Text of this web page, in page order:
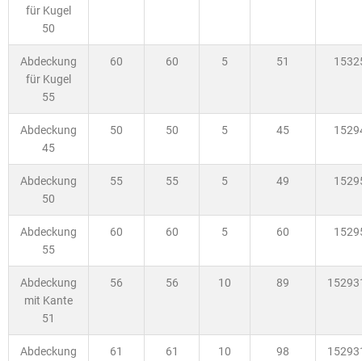
für Kugel
50
Abdeckung
für Kugel
55
60 60 5 51
Abdeckung
45
50 50 5 45
Abdeckung
50
55 55 5 49
Abdeckung
55
60 60 5 60
Abdeckung
mit Kante
51
56 56 10 89
Abdeckung
61 61 10 98